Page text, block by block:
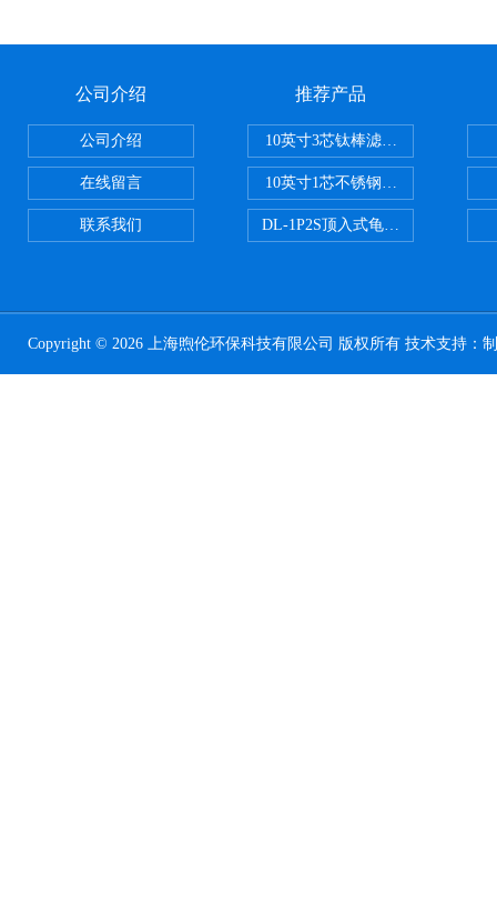
公司介绍
公司介绍
在线留言
联系我们
推荐产品
10英寸3芯钛棒滤芯过滤器
10英寸1芯不锈钢钛棒过滤器
DL-1P2S顶入式龟背过滤器
Copyright © 2026 上海煦伦环保科技有限公司 版权所有 技术支持：